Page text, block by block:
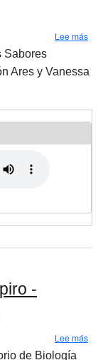
Lee más
Sabores
Ares y Vanessa
-
Lee más
de Biología